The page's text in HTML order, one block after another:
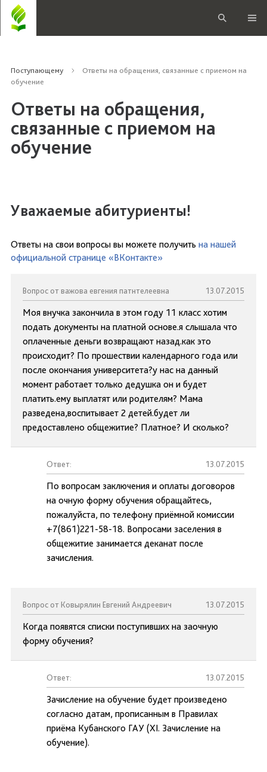
Поступающему
Ответы на обращения, связанные с приемом на
обучение
Ответы на обращения,
связанные с приемом на
обучение
Уважаемые абитуриенты!
Ответы на свои вопросы вы можете получить на нашей
официальной странице «ВКонтакте»
Вопрос от важова евгения патнтелеевна 13.07.2015
Моя внучка закончила в этом году 11 класс хотим
подать документы на платной основе.я слышала что
оплаченные деньги возвращают назад.как это
происходит? По прошествии календарного года или
после окончания университета?у нас на данный
момент работает только дедушка он и будет
платить.ему выплатят или родителям? Мама
разведена,воспитывает 2 детей.будет ли
предоставлено общежитие? Платное? И сколько?
Ответ: 13.07.2015
По вопросам заключения и оплаты договоров
на очную форму обучения обращайтесь,
пожалуйста, по телефону приёмной комиссии
+7(861)221-58-18. Вопросами заселения в
общежитие занимается деканат после
зачисления.
Вопрос от Ковырялин Евгений Андреевич 13.07.2015
Когда появятся списки поступивших на заочную
форму обучения?
Ответ: 13.07.2015
Зачисление на обучение будет произведено
согласно датам, прописанным в Правилах
приёма Кубанского ГАУ (XI. Зачисление на
обучение).